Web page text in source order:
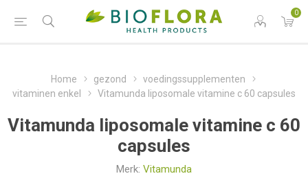
0
Home gezond
voedingssupplementen
vitaminen enkel
Vitamunda liposomale vitamine c 60 capsules
Vitamunda liposomale vitamine c 60
capsules
Merk: Vitamunda